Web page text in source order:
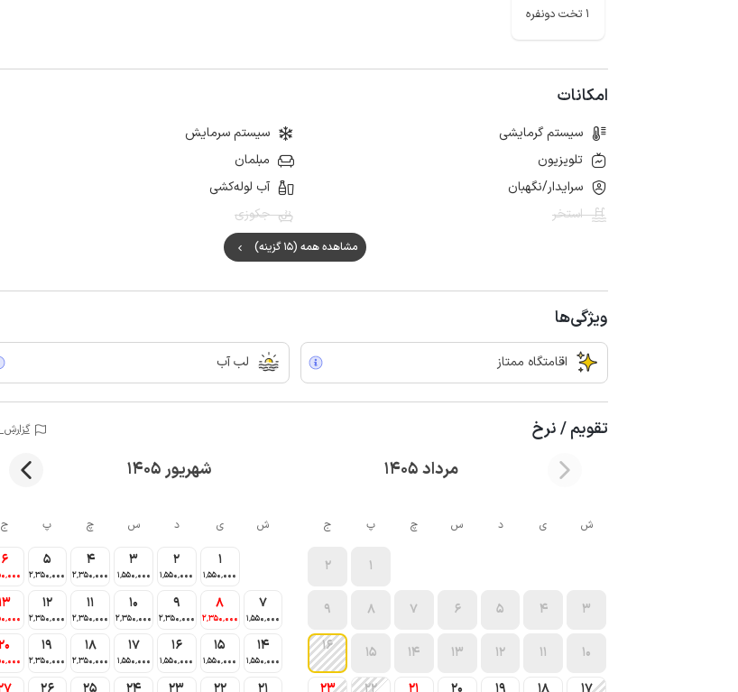
1 تخت دونفره
امکانات
سیستم گرمایشی
سیستم سرمایش
تلویزیون
مبلمان
سرایدار/نگهبان
آب لوله‌کشی
استخر
جکوزی
مشاهده همه (15 گزینه)
ویژگی‌ها
اقامتگاه ممتاز لب آب
تقویم / نرخ
مرداد 1405 شهریور 1405
ش ی د س چ پ ج
1
2
3
4
5
6
7
8
9
10
11
12
13
14
15
16
ش ی د س چ پ ج
1
1٬550٬000
2
1٬550٬000
3
1٬550٬000
4
2٬350٬000
5
2٬350٬000
6
7
1٬550٬000
8
2٬350٬000
9
2٬350٬000
10
2٬350٬000
11
2٬350٬000
12
2٬350٬000
14
1٬550٬000
15
1٬550٬000
16
1٬550٬000
17
1٬550٬000
18
2٬350٬000
19
2٬350٬000